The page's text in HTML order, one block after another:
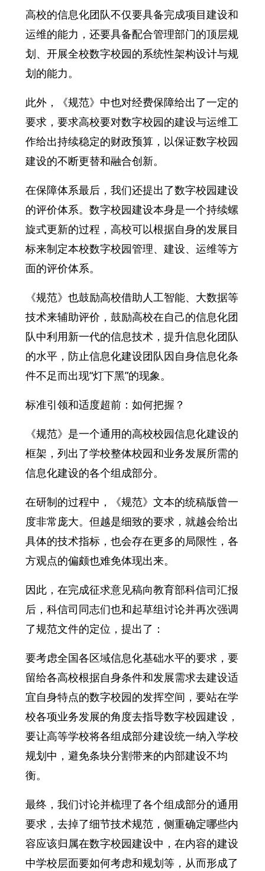
高校的信息化团队不仅要具备完成项目建设和
运维的能力，还要具备配合管理部门的顶层规
划、开展全校数字校园的系统性架构设计与规
划的能力。
此外，《规范》中也对经费保障给出了一定的
要求，要求高校要对数字校园的建设与运维工
作给出持续稳定的财政预算，以保证数字校园
建设的不断更替和融合创新。
在保障体系最后，我们还提出了数字校园建设
的评价体系。数字校园建设本身是一个持续螺
旋式更新的过程，高校可以根据自身的发展目
标来制定本校数字校园管理、建设、运维等方
面的评价体系。
《规范》也鼓励高校借助人工智能、大数据等
技术来辅助评价，鼓励高校在自己的信息化团
队中利用新一代的信息技术，提升信息化团队
的水平，防止信息化建设团队因自身信息化条
件不足而出现“灯下黑”的现象。
标准引领和适度超前：如何把握？
《规范》是一个通用的高校校园信息化建设的
框架，列出了学校整体校园和业务发展所需的
信息化建设的各个组成部分。
在研制的过程中，《规范》文本的统稿版曾一
度非常庞大。但越是细致的要求，就越会给出
具体的技术指标，也会存在更多的局限性，各
方观点的偏颇也难免体现出来。
因此，在完成征求意见稿向教育部科信司汇报
后，科信司同志们也和起草组讨论并再次强调
了规范文件的定位，提出了：
要考虑全国各区域信息化基础水平的要求，要
留给各高校根据自身条件和发展需求去建设适
宜自身特点的数字校园的发挥空间，要站在学
校各项业务发展的角度去指导数字校园建设，
要让高等学校将各组成部分建设统一纳入学校
规划中，避免条块分割带来的内部建设不均
衡。
最终，我们讨论并梳理了各个组成部分的通用
要求，去掉了细节技术规范，侧重确定哪些内
容应该归属在数字校园建设中，在内容的建设
中学校层面要如何考虑和规划等，从而形成了